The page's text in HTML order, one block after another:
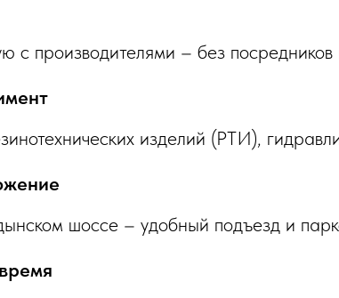
с производителями – без
изделий (РТИ),
шоссе – удобный подъезд и